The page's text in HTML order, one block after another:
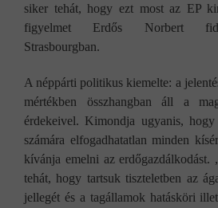
siker tehát, hogy ezt most az EP
figyelmet Erdős Norbert
Strasbourgban.
A néppárti politikus kiemelte: a
mértékben összhangban áll a
érdekeivel. Kimondja ugyanis,
számára elfogadhatatlan minden
kívánja emelni az erdőgazdálkodást.
tehát, hogy tartsuk tiszteletben az
jellegét és a tagállamok hatásköri